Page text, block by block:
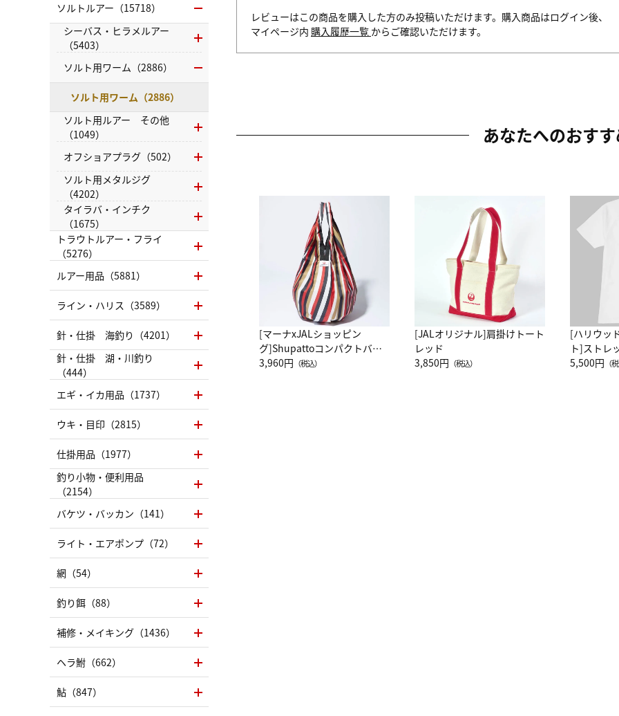
レビューはこの商品を購入した方のみ投稿いただけます。購入商品はログイン後、
マイページ内 購入履歴一覧 からご確認いただけます。
あなたへのおす
[マーナxJALショッピン
グ]Shupattoコンパクトバッ
グ Drop JAL客室乗務員
3,960円 （税込）
[JALオリジナル]肩掛けトート
レッド
3,850円 （税込）
[ハリウッ
ト]ストレ
ーネック
5,500円 （
ソルトルアー（15718）
シーバス・ヒラメルアー
（5403）
ソルト用ワーム（2886）
ソルト用ワーム（2886）
ソルト用ルアー その他
（1049）
オフショアプラグ（502）
ソルト用メタルジグ
（4202）
タイラバ・インチク
（1675）
トラウトルアー・フライ
（5276）
ルアー用品（5881）
ライン・ハリス（3589）
針・仕掛 海釣り（4201）
針・仕掛 湖・川釣り
（444）
エギ・イカ用品（1737）
ウキ・目印（2815）
仕掛用品（1977）
釣り小物・便利用品
（2154）
バケツ・バッカン（141）
ライト・エアポンプ（72）
網（54）
釣り餌（88）
補修・メイキング（1436）
ヘラ鮒（662）
鮎（847）